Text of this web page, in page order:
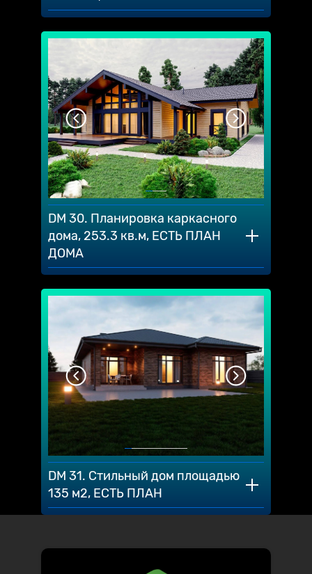
DM 30. Планировка каркасного
дома, 253.3 кв.м, ЕСТЬ ПЛАН
ДОМА
DM 31. Стильный дом площадью
135 м2, ЕСТЬ ПЛАН